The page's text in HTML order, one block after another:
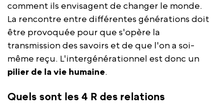
comment ils envisagent de changer le monde.
La rencontre entre différentes générations doit
être provoquée pour que s'opère la
transmission des savoirs et de que l'on a soi-
même reçu. L'intergénérationnel est donc un
pilier de la vie humaine.
Quels sont les 4 R des relations